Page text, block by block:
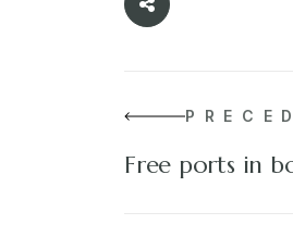
Free ports in